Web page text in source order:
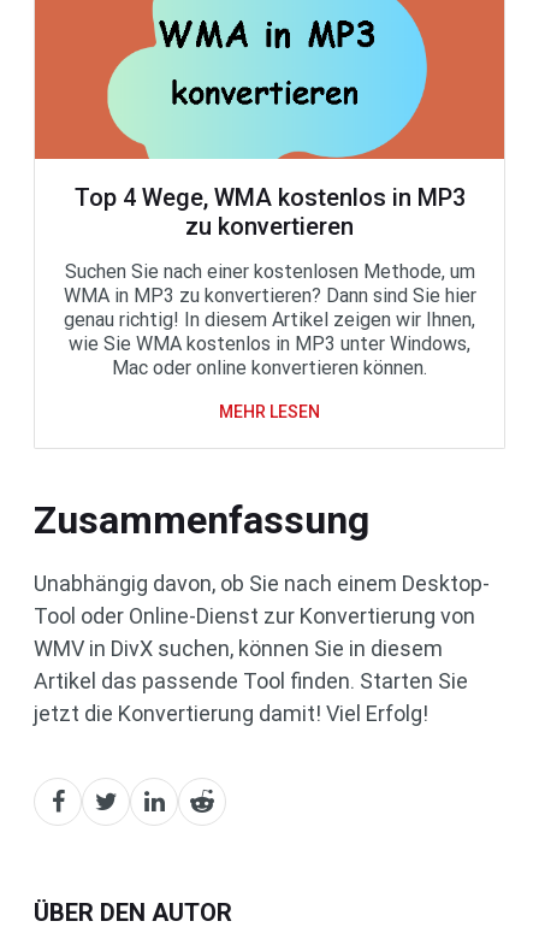
Top 4 Wege, WMA kostenlos in MP3
zu konvertieren
Suchen Sie nach einer kostenlosen Methode, um
WMA in MP3 zu konvertieren? Dann sind Sie hier
genau richtig! In diesem Artikel zeigen wir Ihnen,
wie Sie WMA kostenlos in MP3 unter Windows,
Mac oder online konvertieren können.
MEHR LESEN
Zusammenfassung
Unabhängig davon, ob Sie nach einem Desktop-
Tool oder Online-Dienst zur Konvertierung von
WMV in DivX suchen, können Sie in diesem
Artikel das passende Tool finden. Starten Sie
jetzt die Konvertierung damit! Viel Erfolg!
ÜBER DEN AUTOR